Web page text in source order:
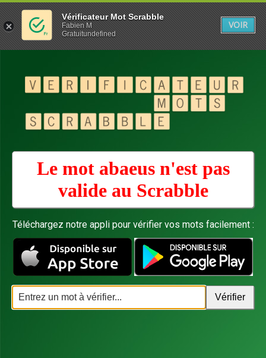
Le mot abaeus n'est pas
valide au Scrabble
Téléchargez notre appli pour vérifier vos mots facilement :
Vérificateur Mot Scrabble
Fabien M
Gratuitundefined
VOIR